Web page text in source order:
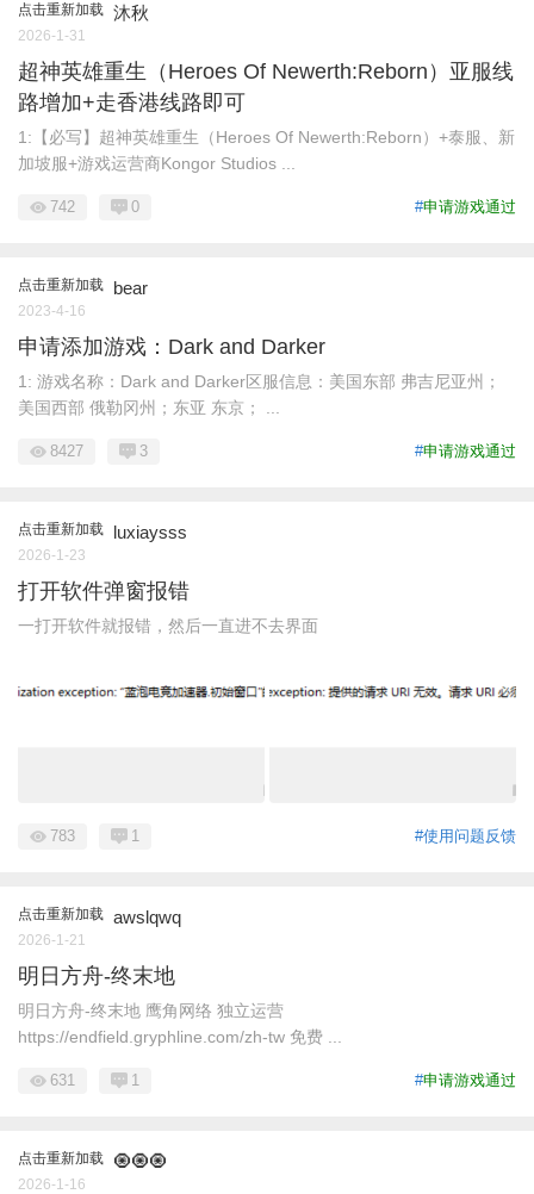
点击重新加载 沐秋
2026-1-31
超神英雄重生（Heroes Of Newerth:Reborn）亚服线
路增加+走香港线路即可
1:【必写】超神英雄重生（Heroes Of Newerth:Reborn）+泰服、新
加坡服+游戏运营商Kongor Studios ...
#申请游戏通过
742 0
点击重新加载 bear
2023-4-16
申请添加游戏：Dark and Darker
1: 游戏名称：Dark and Darker区服信息：美国东部 弗吉尼亚州；
美国西部 俄勒冈州；东亚 东京； ...
#申请游戏通过
8427 3
点击重新加载 luxiaysss
2026-1-23
打开软件弹窗报错
一打开软件就报错，然后一直进不去界面
#使用问题反馈
783 1
点击重新加载 awslqwq
2026-1-21
明日方舟-终末地
明日方舟-终末地 鹰角网络 独立运营
https://endfield.gryphline.com/zh-tw 免费 ...
#申请游戏通过
631 1
点击重新加载 🧿🧿🧿
2026-1-16